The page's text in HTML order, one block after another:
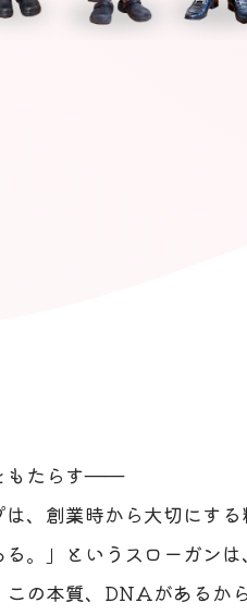
もたらす――
、創業時から大切にす
。」というスローガンは
の本質、DNAがあるか